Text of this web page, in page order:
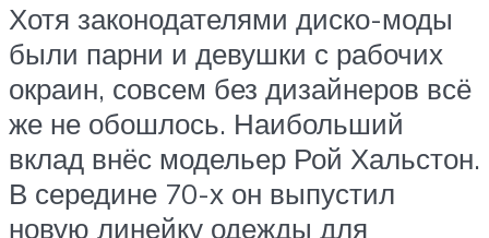
Хотя законодателями диско-моды
были парни и девушки с рабочих
окраин, совсем без дизайнеров всё
же не обошлось. Наибольший
вклад внёс модельер Рой Хальстон.
В середине 70-х он выпустил
новую линейку одежды для